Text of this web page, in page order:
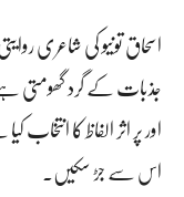
اسحاق تونیو کی شاعری
جذبات کے گرد گھومتی
اور پر اثر الفاظ کا
اس سے جڑ سکیں۔